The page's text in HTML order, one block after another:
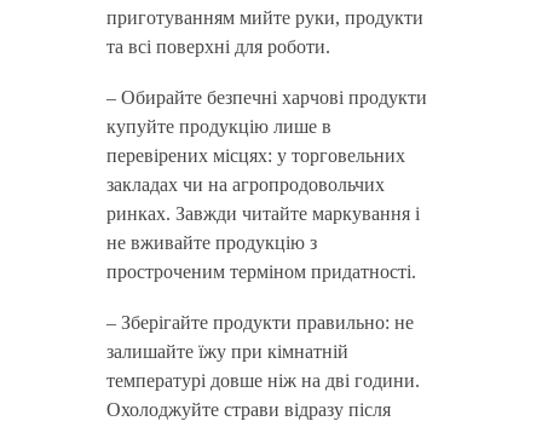
приготуванням мийте руки, продукти
та всі поверхні для роботи.
– Обирайте безпечні харчові продукти
купуйте продукцію лише в
перевірених місцях: у торговельних
закладах чи на агропродовольчих
ринках. Завжди читайте маркування і
не вживайте продукцію з
простроченим терміном придатності.
– Зберігайте продукти правильно: не
залишайте їжу при кімнатній
температурі довше ніж на дві години.
Охолоджуйте страви відразу після